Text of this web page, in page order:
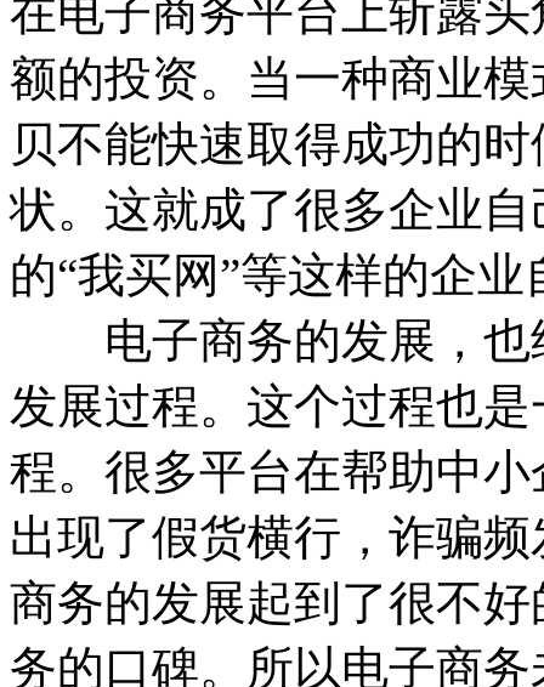
在电子商务平台上斩露
额的投资。当一种商业
贝不能快速取得成功的
状。这就成了很多企业
的“我买网”等这样的企业
电子商务的发展，也
发展过程。这个过程也
程。很多平台在帮助中
出现了假货横行，诈骗
商务的发展起到了很不
务的口碑。所以电子商